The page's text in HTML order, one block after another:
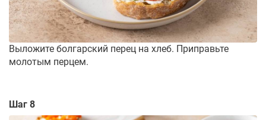
Выложите болгарский перец на хлеб. Приправьте
молотым перцем.
Шаг 8